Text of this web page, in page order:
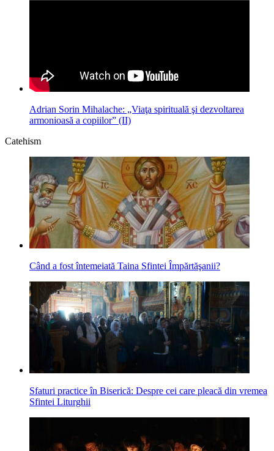
Adrian Sorin Mihalache: „Viaţa spirituală şi dezvoltarea
armonioasă a copiilor” (II)
Catehism
Când a fost întemeiată Taina Sfintei Împărtăşanii?
Sfaturi practice în Biserică: Despre cei care pleacă din vremea
Sfintei Liturghii